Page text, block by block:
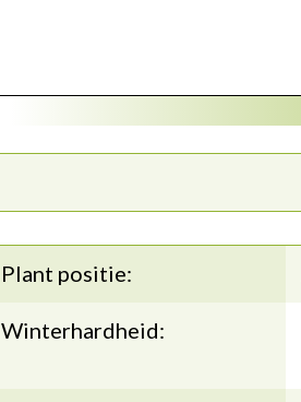
Plant positie:
Winterhardheid: